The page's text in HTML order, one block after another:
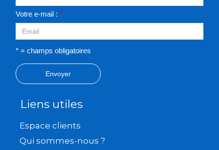
Votre e-mail : *
* = champs obligatoires
Envoyer
Liens utiles
Espace clients
Qui sommes-nous ?